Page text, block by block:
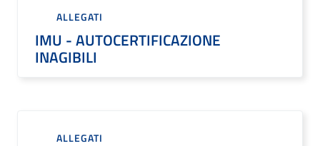
ALLEGATI
IMU - AUTOCERTIFICAZIONE
INAGIBILI
ALLEGATI